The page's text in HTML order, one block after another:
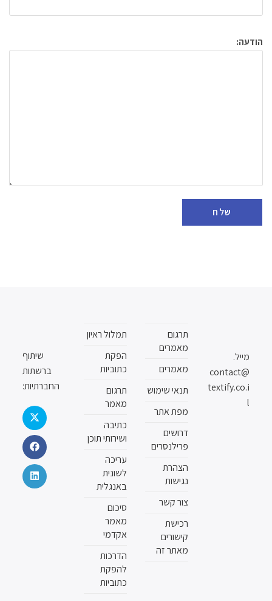
הודעה:
מייל.
contact@
textify.co.i
l
תרגום
מאמרים
מאמרים
תנאי שימוש
מפת אתר
דרושים
פרילנסרים
הצהרת
נגישות
צור קשר
רכישת
קישורים
מאתר זה
תמלול ראיון
הפקת
כתוביות
תרגום
מאמר
כתיבה
ושירותי תוכן
עריכה
לשונית
באנגלית
סיכום
מאמר
אקדמי
הדרכות
להפקת
כתוביות
שיתוף
ברשתות
החברתיות: